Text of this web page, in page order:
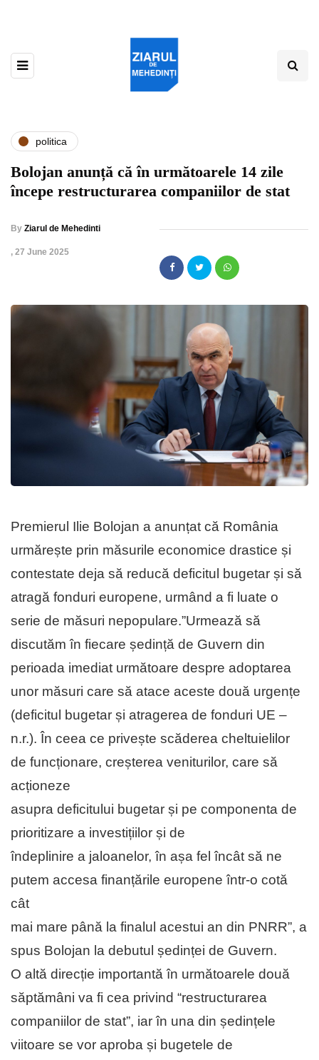
politica
Bolojan anunță că în următoarele 14 zile
începe restructurarea companiilor de stat
By Ziarul de Mehedinti
, 27 June 2025
Premierul Ilie Bolojan a anunțat că România
urmărește prin măsurile economice drastice și
contestate deja să reducă deficitul bugetar și să
atragă fonduri europene, urmând a fi luate o
serie de măsuri nepopulare.”Urmează să
discutăm în fiecare ședință de Guvern din
perioada imediat următoare despre adoptarea
unor măsuri care să atace aceste două urgențe
(deficitul bugetar și atragerea de fonduri UE –
n.r.). În ceea ce privește scăderea cheltuielilor
de funcționare, creșterea veniturilor, care să
acționeze
asupra deficitului bugetar și pe componenta de
prioritizare a investițiilor și de
îndeplinire a jaloanelor, în așa fel încât să ne
putem accesa finanțările europene într-o cotă
cât
mai mare până la finalul acestui an din PNRR”, a
spus Bolojan la debutul ședinței de Guvern.
O altă direcție importantă în următoarele două
săptămâni va fi cea privind “restructurarea
companiilor de stat”, iar în una din ședințele
viitoare se vor aproba și bugetele de